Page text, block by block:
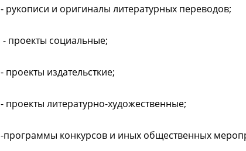
- рукописи и оригиналы литературных переводов;
- проекты социальные;
- проекты издательсткие;
- проекты литературно-художественные;
-программы конкурсов и иных общественных